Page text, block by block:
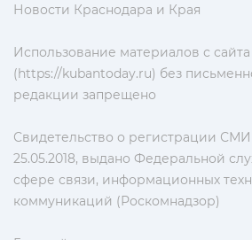
Новости Краснодара и Края
Использование материалов с
(https://kubantoday.ru) без
редакции запрещено
Свидетельство о регистрации
25.05.2018, выдано Федеральной
сфере связи, информационных
коммуникаций (Роскомнадзор)